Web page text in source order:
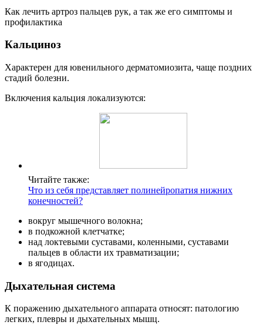
Как лечить артроз пальцев рук, а так же его симптомы и
профилактика
Кальциноз
Характерен для ювенильного дерматомиозита, чаще поздних
стадий болезни.
Включения кальция локализуются:
Читайте также:
Что из себя представляет полинейропатия нижних
конечностей?
вокруг мышечного волокна;
в подкожной клетчатке;
над локтевыми суставами, коленными, суставами
пальцев в области их травматизации;
в ягодицах.
Дыхательная система
К поражению дыхательного аппарата относят: патологию
легких, плевры и дыхательных мышц.